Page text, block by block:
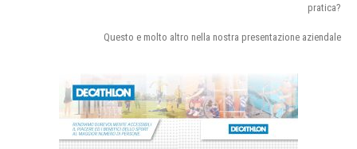
pratica?
Questo e molto altro nella nostra presentazione aziendale